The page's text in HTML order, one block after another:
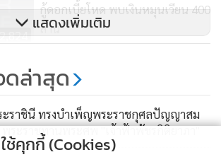
2,824
กู้ดอกเบี้ยโหด พบเงินหมุนเวียน 400
ล้าน
534
ไทรทองอเนกประสงค์ 3 แสนบาท
ลงทะเบียนก่อนได้ก่อน
แสดงเพิ่มเติม
ดล่าสุด
ะราชินี ทรงบำเพ็ญพระราชกุศลปัญญาสม
พระราชทานพระศพ "เจ้าฟ้าพัชรกิติยาภา"
ช้คุกกี้ (Cookies)